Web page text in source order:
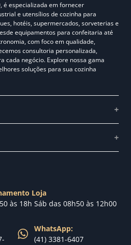
é especializada em fornecer
e utensílios de cozinha para
hotéis, supermercados, sorveterias e
equipamentos para confeitaria até
com foco em qualidade,
consultoria personalizada,
cada negócio. Explore nossa gama
soluções para sua cozinha
+
+
Loja
às 18h Sáb das 08h50 às 12h00
WhatsApp:
(41) 3381-6407